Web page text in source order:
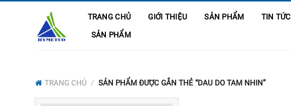
TRANG CHỦ GIỚI THIỆU SẢN PHẨM TIN TỨC
SẢN PHẨM
TRANG CHỦ / SẢN PHẨM ĐƯỢC GẮN THẺ “DAU DO TAM NHIN”